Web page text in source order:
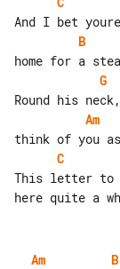
B
G
Am
C
This letter to
Am B